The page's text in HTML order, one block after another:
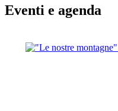
Eventi e agenda